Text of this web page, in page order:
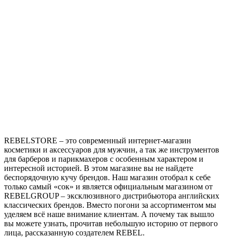
REBELSTORE – это современный интернет-магазин
косметики и аксессуаров для мужчин, а так же инструментов
для барберов и парикмахеров с особенным характером и
интересной историей. В этом магазине вы не найдете
беспорядочную кучу брендов. Наш магазин отобрал к себе
только самый «сок» и является официальным магазином от
REBELGROUP – эксклюзивного дистрибьютора английских
классических брендов. Вместо погони за ассортиментом мы
уделяем всё наше внимание клиентам. А почему так вышло
вы можете узнать, прочитав небольшую историю от первого
лица, рассказанную создателем REBEL.